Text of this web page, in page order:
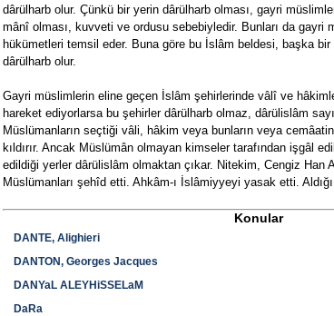
dârülharb olur. Çünkü bir yerin dârülharb olması, gayri
mânî olması, kuvveti ve ordusu sebebiyledir. Bunları da gayri
hükümetleri temsil eder. Buna göre bu İslâm beldesi, başka
dârülharb olur.
Gayri müslimlerin eline geçen İslâm şehirlerinde vâlî ve
hareket ediyorlarsa bu şehirler dârülharb olmaz, dârülislâm
Müslümanların seçtiği vâli, hâkim veya bunların veya
kıldırır. Ancak Müslümân olmayan kimseler tarafından işgâl
edildiği yerler dârülislâm olmaktan çıkar. Nitekim, Cengiz Han
Müslümanları şehîd etti. Ahkâm-ı İslâmiyyeyi yasak etti.
Konular
DANTE, Alighieri
DANTON, Georges Jacques
DANYaL ALEYHiSSELaM
DaRa